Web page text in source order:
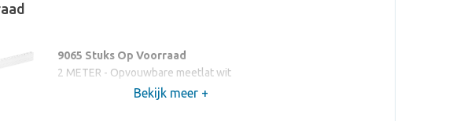
9065 Stuks Op Voorraad
2 METER - Opvouwbare meetlat wit
Bekijk meer +